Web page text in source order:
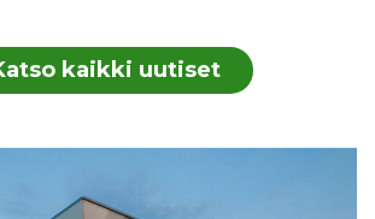
kaikki uutiset